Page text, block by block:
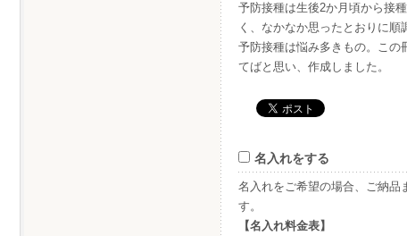
予防接種は生後2か月頃から接
く、なかなか思ったとおりに
予防接種は悩み多きもの。この
てばと思い、作成しました。
名入れをする
名入れをご希望の場合、ご納品
す。
【名入れ料金表】